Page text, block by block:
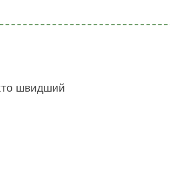
швидший